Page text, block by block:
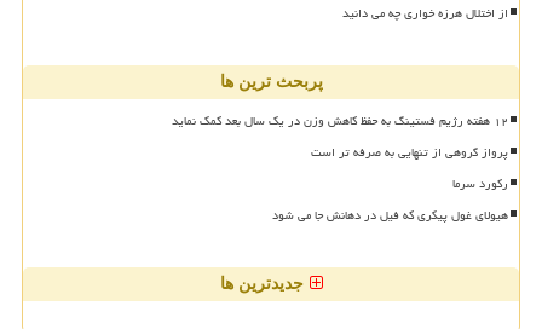
از اختلال هرزه خواری چه می دانید
پربحث ترین ها
۱۲ هفته رژیم فستینگ به حفظ کاهش وزن در یک سال بعد کمک نماید
پرواز گروهی از تنهایی به صرفه تر است
رکورد سرما
هیولای غول پیکری که فیل در دهانش جا می شود
جدیدترین ها